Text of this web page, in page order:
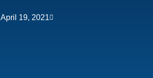
April 19, 2021